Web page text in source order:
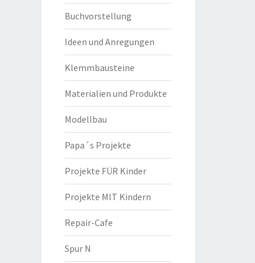
Buchvorstellung
Ideen und Anregungen
Klemmbausteine
Materialien und Produkte
Modellbau
Papa´s Projekte
Projekte FÜR Kinder
Projekte MIT Kindern
Repair-Cafe
Spur N